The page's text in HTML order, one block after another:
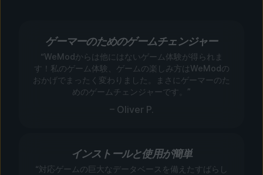
ゲーマーのためのゲームチェンジャー
“WeModからは他にはないゲーム体験が得られま
す！私のゲーム体験、ゲームの楽しみ方はWeModの
おかげでまったく変わりました。まさにゲーマーのた
めのゲームチェンジャーです。”
– Oliver P.
インストールと使用が簡単
“対応ゲームの巨大なデータベースを備えたすばらし